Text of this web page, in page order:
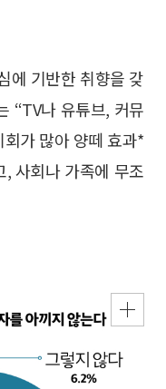
에 기반한 취향을 갖
“TV나 유튜브, 커뮤
가 많아 양떼 효과*
사회나 가족에 무조